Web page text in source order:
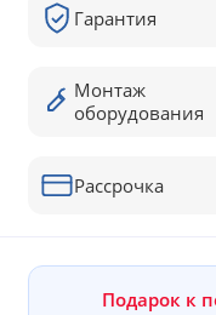
Гарантия
Монтаж
оборудования
Рассрочка
Подарок к